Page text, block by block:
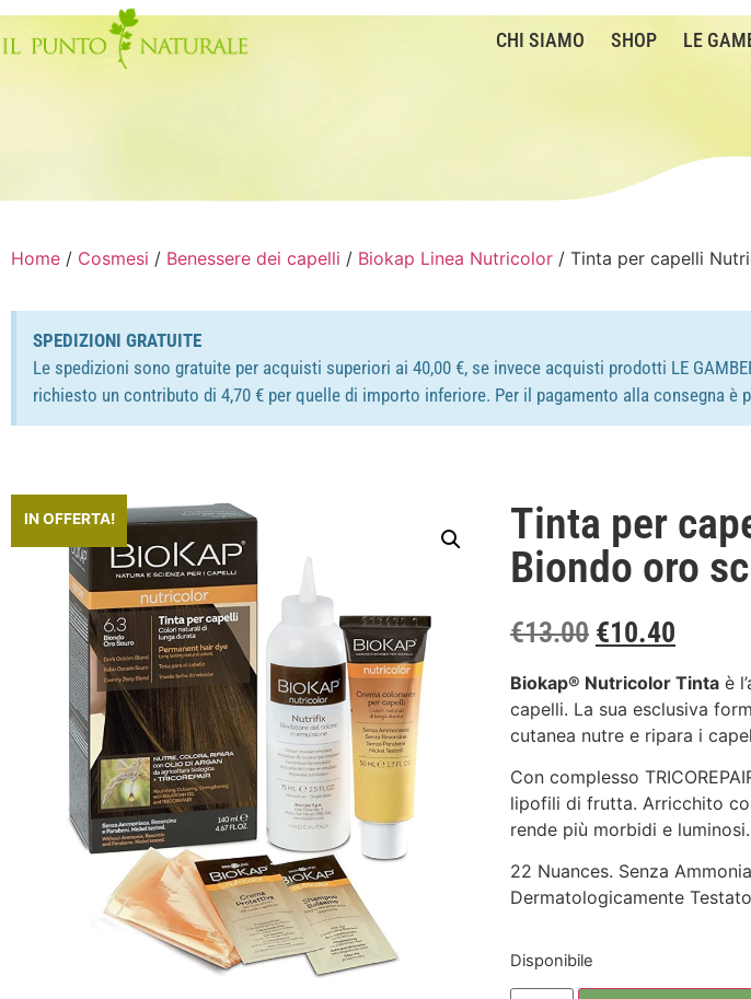
CHI SIAMO SHOP LE
Home / Cosmesi / Benessere dei capelli / Biokap Linea Nutricolor / Tinta per capelli
SPEDIZIONI GRATUITE
Le spedizioni sono gratuite per acquisti superiori ai 40,00 €, se invece acquisti prodotti LE
richiesto un contributo di 4,70 € per quelle di importo inferiore. Per il pagamento alla consegna è
IN OFFERTA!
Tinta per
Biondo oro
€13.00 €10.40
Biokap® Nutricolor Tinta è
capelli. La sua esclusiva
cutanea nutre e ripara i
Con complesso
lipofili di frutta. Arricchito
rende più morbidi e luminosi.
22 Nuances. Senza
Dermatologicamente
Disponibile